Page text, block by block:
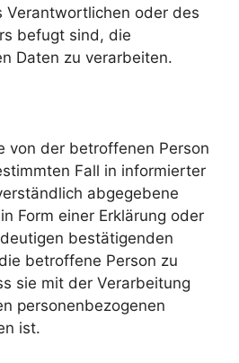
Verantwortlichen oder des
befugt sind, die
Daten zu verarbeiten.
von der betroffenen Person
Fall in informierter
abgegebene
Form einer Erklärung oder
bestätigenden
betroffene Person zu
sie mit der Verarbeitung
personenbezogenen
ist.